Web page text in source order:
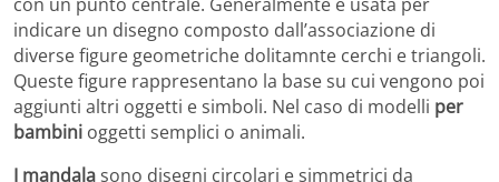
indicare un disegno composto dall’associazione di
diverse figure geometriche dolitamnte cerchi e triangoli.
Queste figure rappresentano la base su cui vengono poi
aggiunti altri oggetti e simboli. Nel caso di modelli per
bambini oggetti semplici o animali.
I mandalasono disegni circolari e simmetrici da